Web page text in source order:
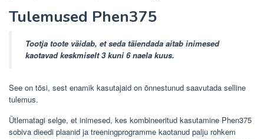
Tulemused Phen375
Tootja toote väidab, et seda täiendada aitab inimesed
kaotavad keskmiselt 3 kuni 6 naela kuus.
See on tõsi, sest enamik kasutajaid on õnnestunud saavutada selline
tulemus.
Ütlematagi selge, et inimesed, kes kombineeritud kasutamine Phen375
sobiva dieedi plaanid ja treeningprogramme kaotanud palju rohkem